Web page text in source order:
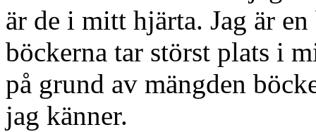
är de i mitt hjärta. Jag är
böckerna tar störst plats i
på grund av mängden
jag känner.